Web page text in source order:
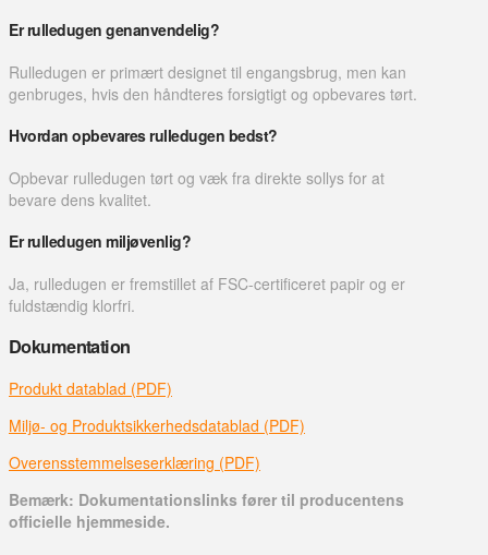
Er rulledugen genanvendelig?
Rulledugen er primært designet til engangsbrug, men kan
genbruges, hvis den håndteres forsigtigt og opbevares tørt.
Hvordan opbevares rulledugen bedst?
Opbevar rulledugen tørt og væk fra direkte sollys for at
bevare dens kvalitet.
Er rulledugen miljøvenlig?
Ja, rulledugen er fremstillet af FSC-certificeret papir og er
fuldstændig klorfri.
Dokumentation
Produkt datablad (PDF)
Miljø- og Produktsikkerhedsdatablad (PDF)
Overensstemmelseserklæring (PDF)
Bemærk: Dokumentationslinks fører til producentens
officielle hjemmeside.